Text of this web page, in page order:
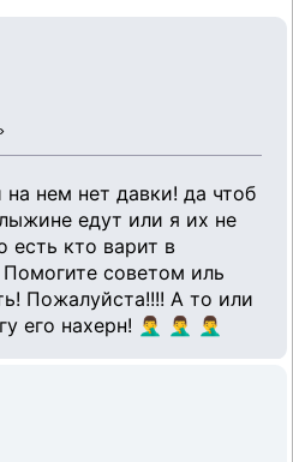
нем нет давки! да чтоб
едут или я их не
есть кто варит в
советом иль
Пожалуйста!!!! А то или
нахерн! 🤦‍♂️ 🤦‍♂️ 🤦‍♂️